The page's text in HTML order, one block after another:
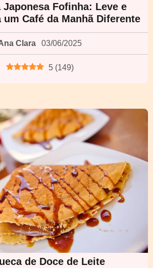
Japonesa Fofinha: Leve e
um Café da Manhã Diferente
Clara 03/06/2025
5 (149)
de Doce de Leite